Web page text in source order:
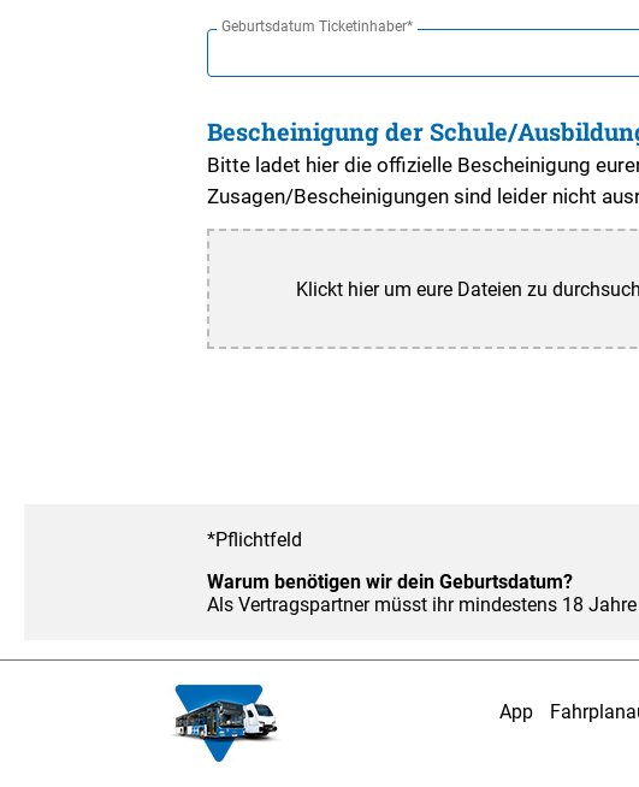
Geburtsdatum Ticketinhaber*
Bescheinigung der Schule/
Bitte ladet hier die offizielle Bescheinigung
Zusagen/Bescheinigungen sind leider nicht
Klickt hier um eure Dateien zu
*Pflichtfeld
Warum benötigen wir dein Geburtsdatum?
Als Vertragspartner müsst ihr mindestens 18
App